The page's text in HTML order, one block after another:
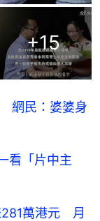
+15
網民：婆婆身
看「片中主
281萬港元 月